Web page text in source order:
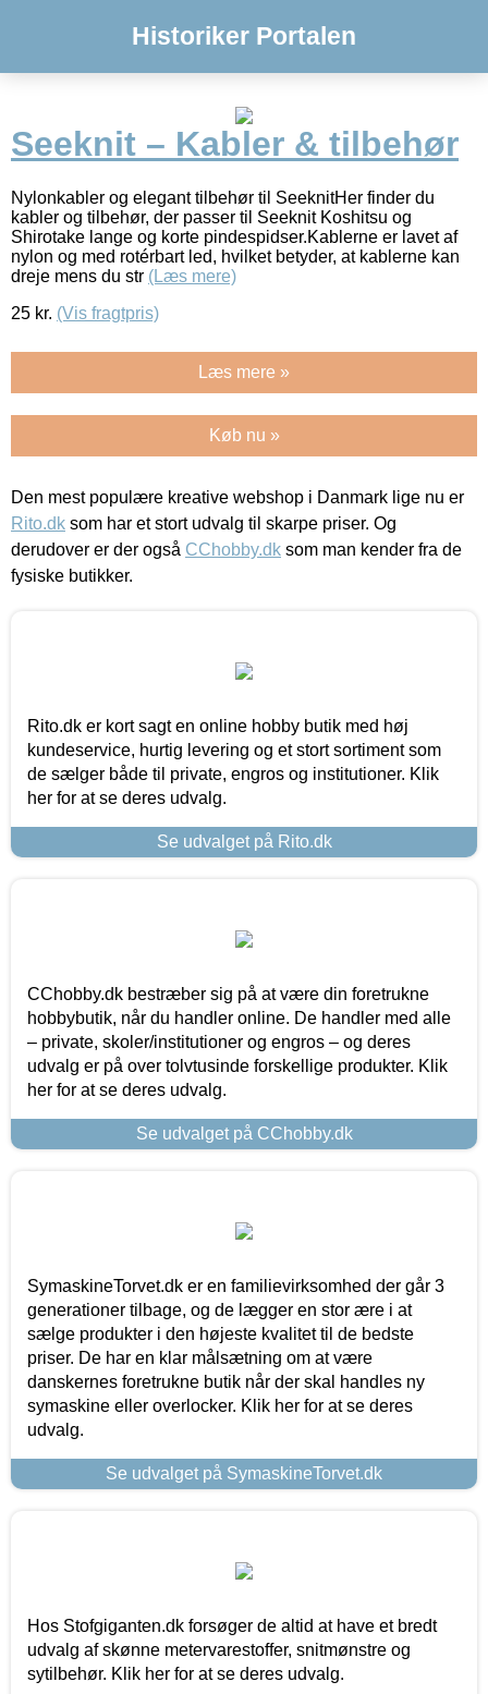
Historiker Portalen
Seeknit – Kabler & tilbehør
Nylonkabler og elegant tilbehør til SeeknitHer finder du
kabler og tilbehør, der passer til Seeknit Koshitsu og
Shirotake lange og korte pindespidser.Kablerne er lavet af
nylon og med rotérbart led, hvilket betyder, at kablerne kan
dreje mens du str (Læs mere)
25 kr. (Vis fragtpris)
Læs mere »
Køb nu »
Den mest populære kreative webshop i Danmark lige nu er
Rito.dk som har et stort udvalg til skarpe priser. Og
derudover er der også CChobby.dk som man kender fra de
fysiske butikker.
Rito.dk er kort sagt en online hobby butik med høj
kundeservice, hurtig levering og et stort sortiment som
de sælger både til private, engros og institutioner. Klik
her for at se deres udvalg.
Se udvalget på Rito.dk
CChobby.dk bestræber sig på at være din foretrukne
hobbybutik, når du handler online. De handler med alle
– private, skoler/institutioner og engros – og deres
udvalg er på over tolvtusinde forskellige produkter. Klik
her for at se deres udvalg.
Se udvalget på CChobby.dk
SymaskineTorvet.dk er en familievirksomhed der går 3
generationer tilbage, og de lægger en stor ære i at
sælge produkter i den højeste kvalitet til de bedste
priser. De har en klar målsætning om at være
danskernes foretrukne butik når der skal handles ny
symaskine eller overlocker. Klik her for at se deres
udvalg.
Se udvalget på SymaskineTorvet.dk
Hos Stofgiganten.dk forsøger de altid at have et bredt
udvalg af skønne metervarestoffer, snitmønstre og
sytilbehør. Klik her for at se deres udvalg.